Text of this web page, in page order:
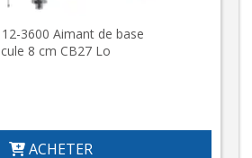
3600 Aimant de base
8 cm CB27 Lo
ACHETER